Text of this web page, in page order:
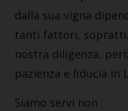
dalla sua vigna
tanti fattori,
nostra diligenza,
pazienza e fiducia in
Siamo servi non